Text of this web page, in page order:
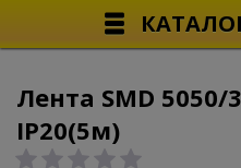
Лента SMD 5050/
IP20(5м)